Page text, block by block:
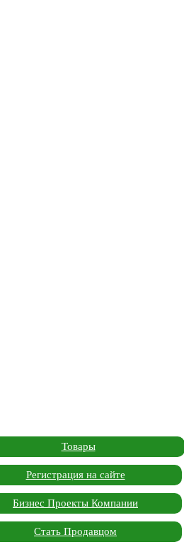
Товары
Регистрация на сайте
Бизнес Проекты Компании
Стать Продавцом